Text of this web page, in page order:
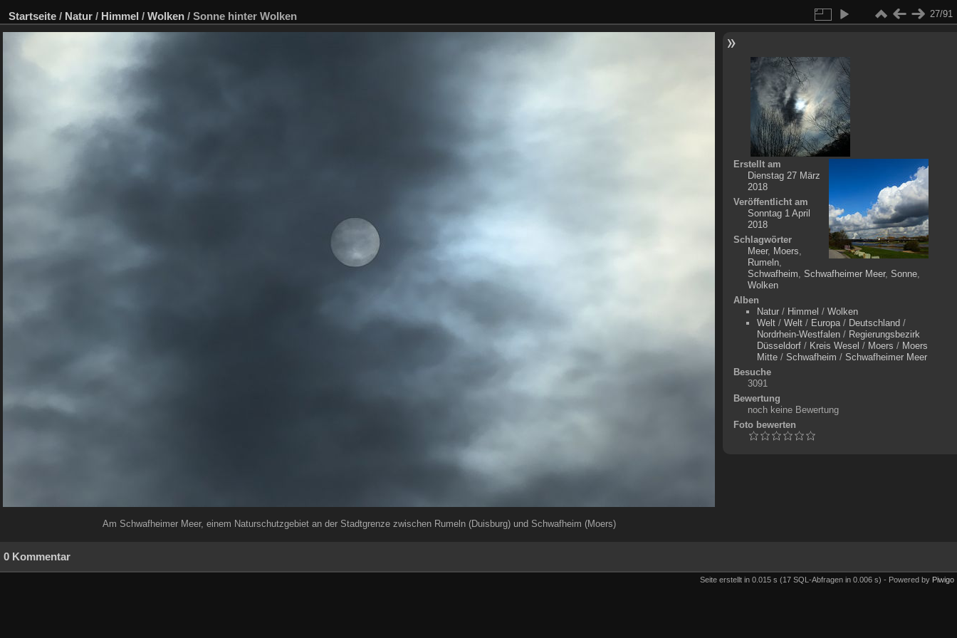
Startseite / Natur / Himmel / Wolken / Sonne hinter Wolken 27/91
Am Schwafheimer Meer, einem Naturschutzgebiet an der Stadtgrenze zwischen Rumeln (Duisburg) und Schwafheim (Moers)
Erstellt am
Dienstag 27 März
2018
Veröffentlicht am
Sonntag 1 April
2018
Schlagwörter
Meer, Moers,
Rumeln,
Schwafheim, Schwafheimer Meer, Sonne,
Wolken
Alben
Natur/ Himmel / Wolken
Welt/ Welt/ Europa/ Deutschland /
Nordrhein-Westfalen/ Regierungsbezirk
Düsseldorf/ Kreis Wesel / Moers / Moers
Mitte/ Schwafheim / Schwafheimer Meer
Besuche
3091
Bewertung
noch keine Bewertung
Foto bewerten
0 Kommentar
Seite erstellt in 0.015 s (17 SQL-Abfragen in 0.006 s) - Powered by Piwigo